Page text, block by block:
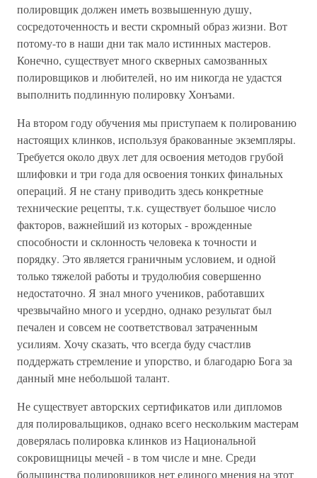
полировщик должен иметь возвышенную душу,
сосредоточенность и вести скромный образ жизни. Вот
потому-то в наши дни так мало истинных мастеров.
Конечно, существует много скверных самозванных
полировщиков и любителей, но им никогда не удастся
выполнить подлинную полировку Хонъами.
На втором году обучения мы приступаем к полированию
настоящих клинков, используя бракованные экземпляры.
Требуется около двух лет для освоения методов грубой
шлифовки и три года для освоения тонких финальных
операций. Я не стану приводить здесь конкретные
технические рецепты, т.к. существует большое число
факторов, важнейший из которых - врожденные
способности и склонность человека к точности и
порядку. Это является граничным условием, и одной
только тяжелой работы и трудолюбия совершенно
недостаточно. Я знал много учеников, работавших
чрезвычайно много и усердно, однако результат был
печален и совсем не соответствовал затраченным
усилиям. Хочу сказать, что всегда буду счастлив
поддержать стремление и упорство, и благодарю Бога за
данный мне небольшой талант.
Не существует авторских сертификатов или дипломов
для полировальщиков, однако всего нескольким мастерам
доверялась полировка клинков из Национальной
сокровищницы мечей - в том числе и мне. Среди
большинства полировщиков нет единого мнения на этот